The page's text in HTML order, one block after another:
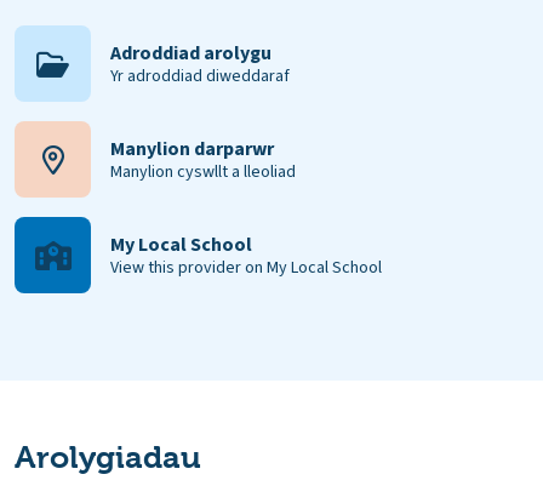
Adroddiad arolygu
Yr adroddiad diweddaraf
Manylion darparwr
Manylion cyswllt a lleoliad
My Local School
View this provider on My Local School
Arolygiadau